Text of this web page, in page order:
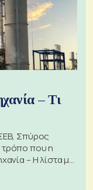
– Τι
Σπύρος
τρόπο που η
– Η λίστα με